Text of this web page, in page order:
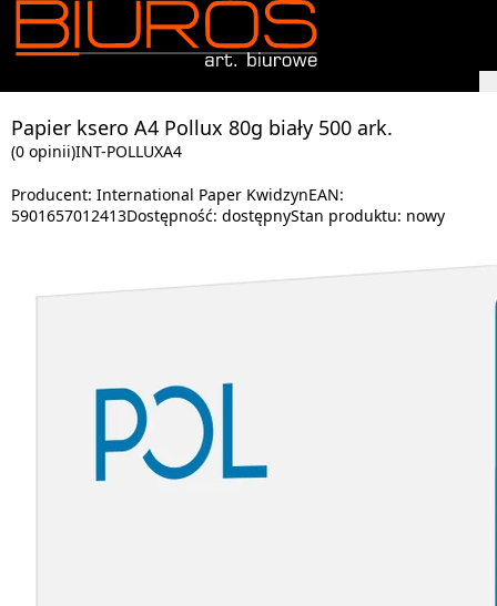
Papier ksero A4 Pollux 80g biały 500 ark.
(0 opinii)INT-POLLUXA4
Producent: International Paper KwidzynEAN:
5901657012413Dostępność: dostępnyStan produktu: nowy